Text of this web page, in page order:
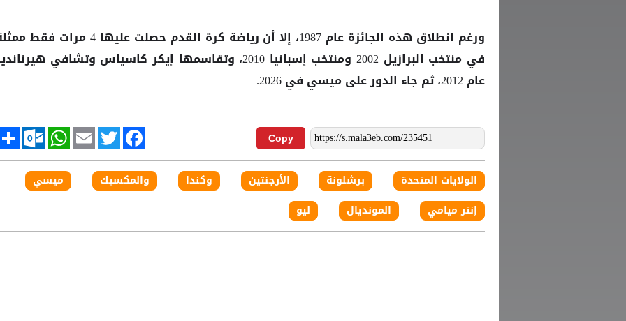
ورغم انطلاق هذه الجائزة عام 1987، إلا أن رياضة كرة القدم حصلت عليها 4 مرات
في منتخب البرازيل 2002 ومنتخب إسبانيا 2010، وتقاسمها إيكر كاسياس وتشافي
عام 2012، ثم جاء الدور على
ميسي في 2026.
Copy
Facebook
Twitter
Email
WhatsApp
الولايات المتحدة برشلونة الأرجنتين وكندا والمكسيك
ميسي
إنتر ميامي
المونديال ليو